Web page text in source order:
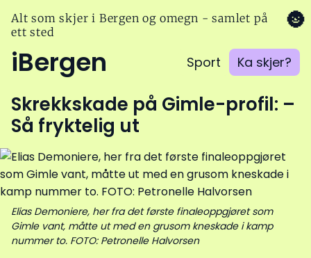
Alt som skjer i Bergen og omegn - samlet på
ett sted
iBergen Sport Ka skjer?
🌚
Skrekkskade på Gimle-profil: –
Så fryktelig ut
Elias Demoniere, her fra det første finaleoppgjøret som
Gimle vant, måtte ut med en grusom kneskade i kamp
nummer to. FOTO: Petronelle Halvorsen